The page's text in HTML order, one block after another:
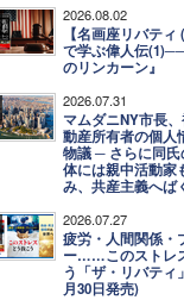
2026.08.02
【名画座リバティ
で学ぶ偉人伝
のリンカーン』
2026.07.31
マムダニNY市長
動産所有者の個人
物議 ─ さらに同氏
体には親中活動家
み、共産主義へば
2026.07.27
疲労・人間関係・
ー……このストレ
う「ザ・リバティ
月30日発売)